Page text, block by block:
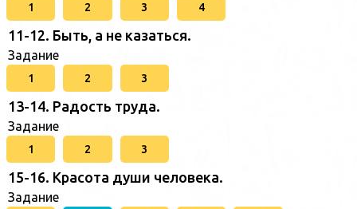
1 2 3 4
11-12. Быть, а не казаться.
Задание
1 2 3
13-14. Радость труда.
Задание
1 2 3
15-16. Красота души человека.
Задание